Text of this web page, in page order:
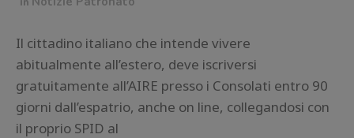
Il cittadino italiano che intende vivere
abitualmente all’estero, deve iscriversi
gratuitamente all’AIRE presso i Consolati entro 90
giorni dall’espatrio, anche on line, collegandosi con
il proprio SPID al